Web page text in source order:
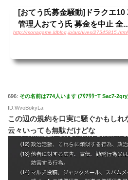
[おてう氏募金騒動]ドラクエ
管理人おてう氏 募金を中止 全
http://monagame.ldblog.jp/archives/27545815.html
696: その名前は774人います (ｱｳｱｳｳｰT Sac7-
ID:WvoBokyLa
この辺の規約を口実に騒ぐかもしれ
云々いっても無駄だけどな